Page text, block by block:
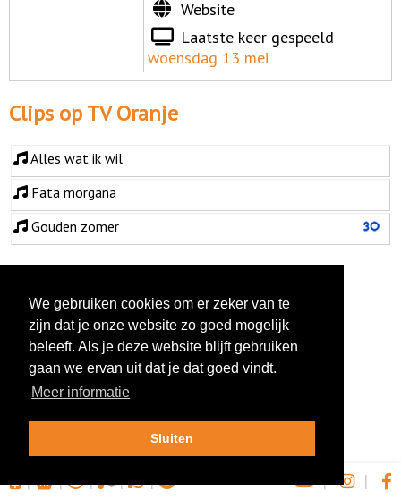
Website
Laatste keer gespeeld
woensdag 13 mei
Clips op TV Oranje
Alles wat ik wil
Fata morgana
Gouden zomer
| | | | | | |
We gebruiken cookies om er zeker van te
zijn dat je onze website zo goed mogelijk
beleeft. Als je deze website blijft gebruiken
gaan we ervan uit dat je dat goed vindt.
Meer informatie
Sluiten